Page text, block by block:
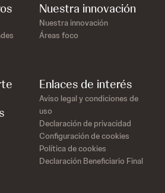
Nuestra innovación
Nuestra innovación
Áreas foco
Enlaces de interés
Aviso legal y condiciones de
uso
Declaración de privacidad
Configuración de cookies
Política de cookies
Declaración Beneficiario Final